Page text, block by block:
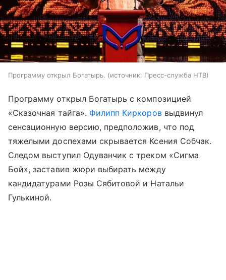
Программу открыл Богатырь. источник: Пресс-служба НТВ
Программу открыл Богатырь с композицией
«Сказочная тайга». Филипп Киркороввыдвинул
сенсационную версию, предположив, что под
тяжелыми доспехами скрывается Ксения Собчак.
Следом выступил Одуванчик с треком «Сигма
Бой», заставив жюри выбирать между
кандидатурами Розы Сябитовой и Натальи
Гулькиной.